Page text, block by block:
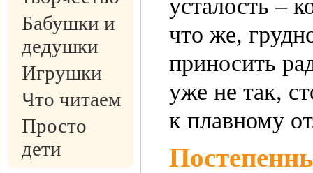
Бабушки и
дедушки
Игрушки
Что читаем
Просто
дети
усталость –
что же,
приносить
уже не так,
к плавному